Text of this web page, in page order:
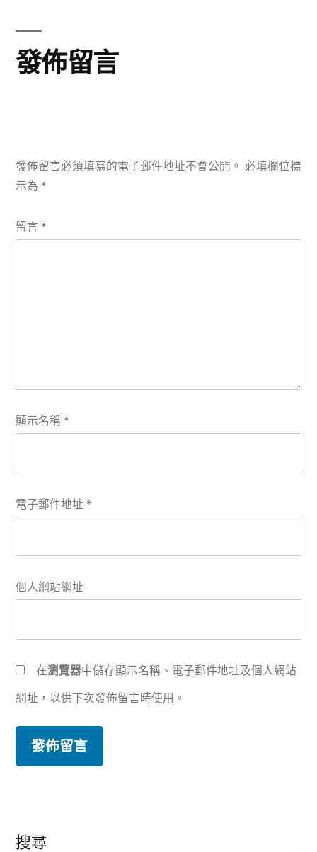
發佈留言
發佈留言必須填寫的電子郵件地址不會公開。 必填欄位標
示為 *
留言 *
顯示名稱 *
電子郵件地址 *
個人網站網址
在瀏覽器中儲存顯示名稱、電子郵件地址及個人網站
網址，以供下次發佈留言時使用。
搜尋